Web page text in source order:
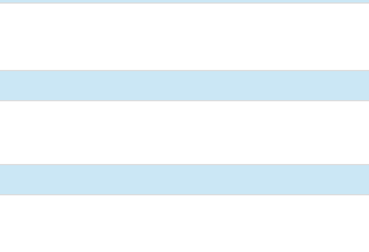
San Francisco, California, US